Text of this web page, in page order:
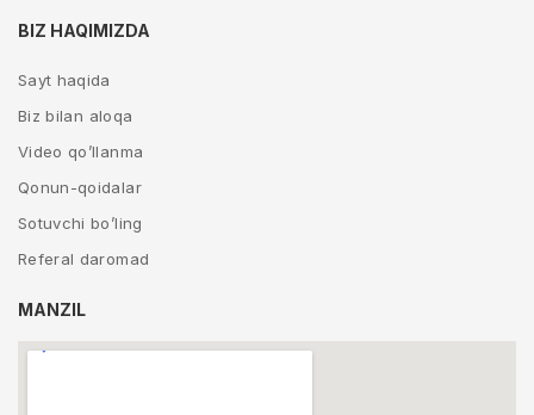
BIZ HAQIMIZDA
Sayt haqida
Biz bilan aloqa
Video qo’llanma
Qonun-qoidalar
Sotuvchi bo’ling
Referal daromad
MANZIL